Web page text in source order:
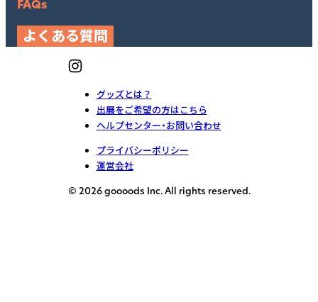
FAQs
よくある質問
グッズとは？
出展をご希望の方はこちら
ヘルプセンター・お問い合わせ
プライバシーポリシー
運営会社
© 2026 goooods Inc. All rights reserved.